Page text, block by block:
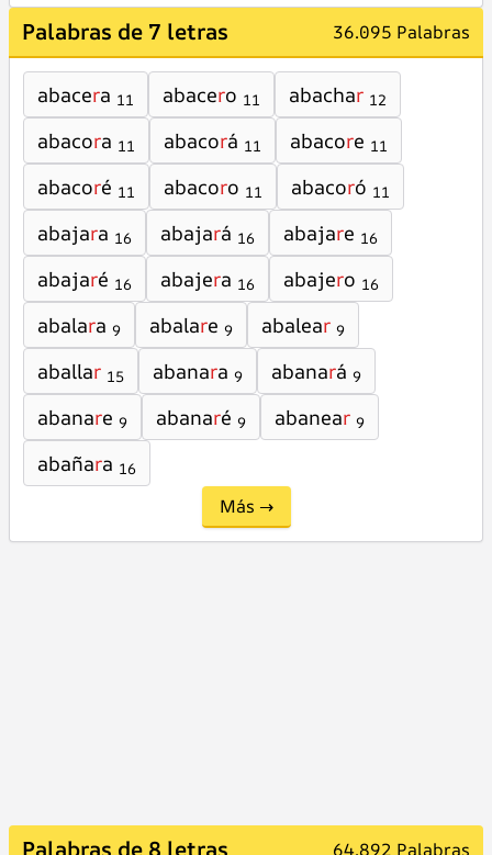
Palabras de 7 letras 36.095 Palabras
abacera 11 abacero 11 abachar 12
abacora 11 abacorá 11 abacore 11
abacoré 11 abacoro 11 abacoró 11
abajara 16 abajará 16 abajare 16
abajaré 16 abajera 16 abajero 16
abalara 9 abalare 9 abalear 9
aballar 15 abanara 9 abanará 9
abanare 9 abanaré 9 abanear 9
abañara 16
Más →
Palabras de 8 letras 64.892 Palabras